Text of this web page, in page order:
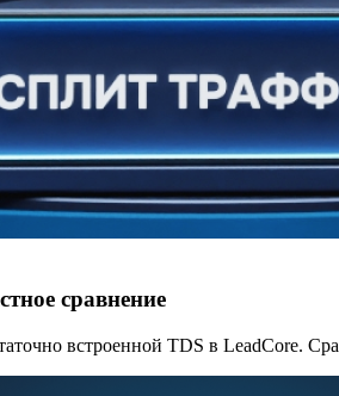
сравнение
встроенной TDS в LeadCore.